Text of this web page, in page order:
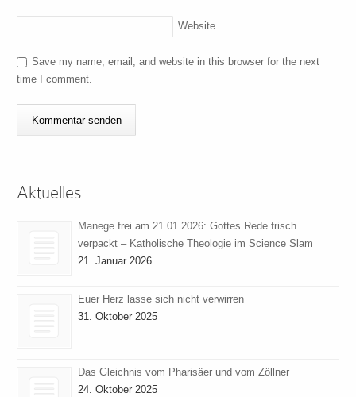
Website
Save my name, email, and website in this browser for the next
time I comment.
Aktuelles
Manege frei am 21.01.2026: Gottes Rede frisch
verpackt – Katholische Theologie im Science Slam
21. Januar 2026
Euer Herz lasse sich nicht verwirren
31. Oktober 2025
Das Gleichnis vom Pharisäer und vom Zöllner
24. Oktober 2025